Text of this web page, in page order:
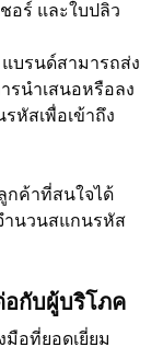
อร์ และใบปลิว
บรนด์สามารถส่ง
รนำเสนอหรือลง
หัสเพื่อเข้าถึง
กค้าที่สนใจได้
ำนวนสแกนรหัส
อกับผู้บริโภค
อที่ยอดเยี่ยม